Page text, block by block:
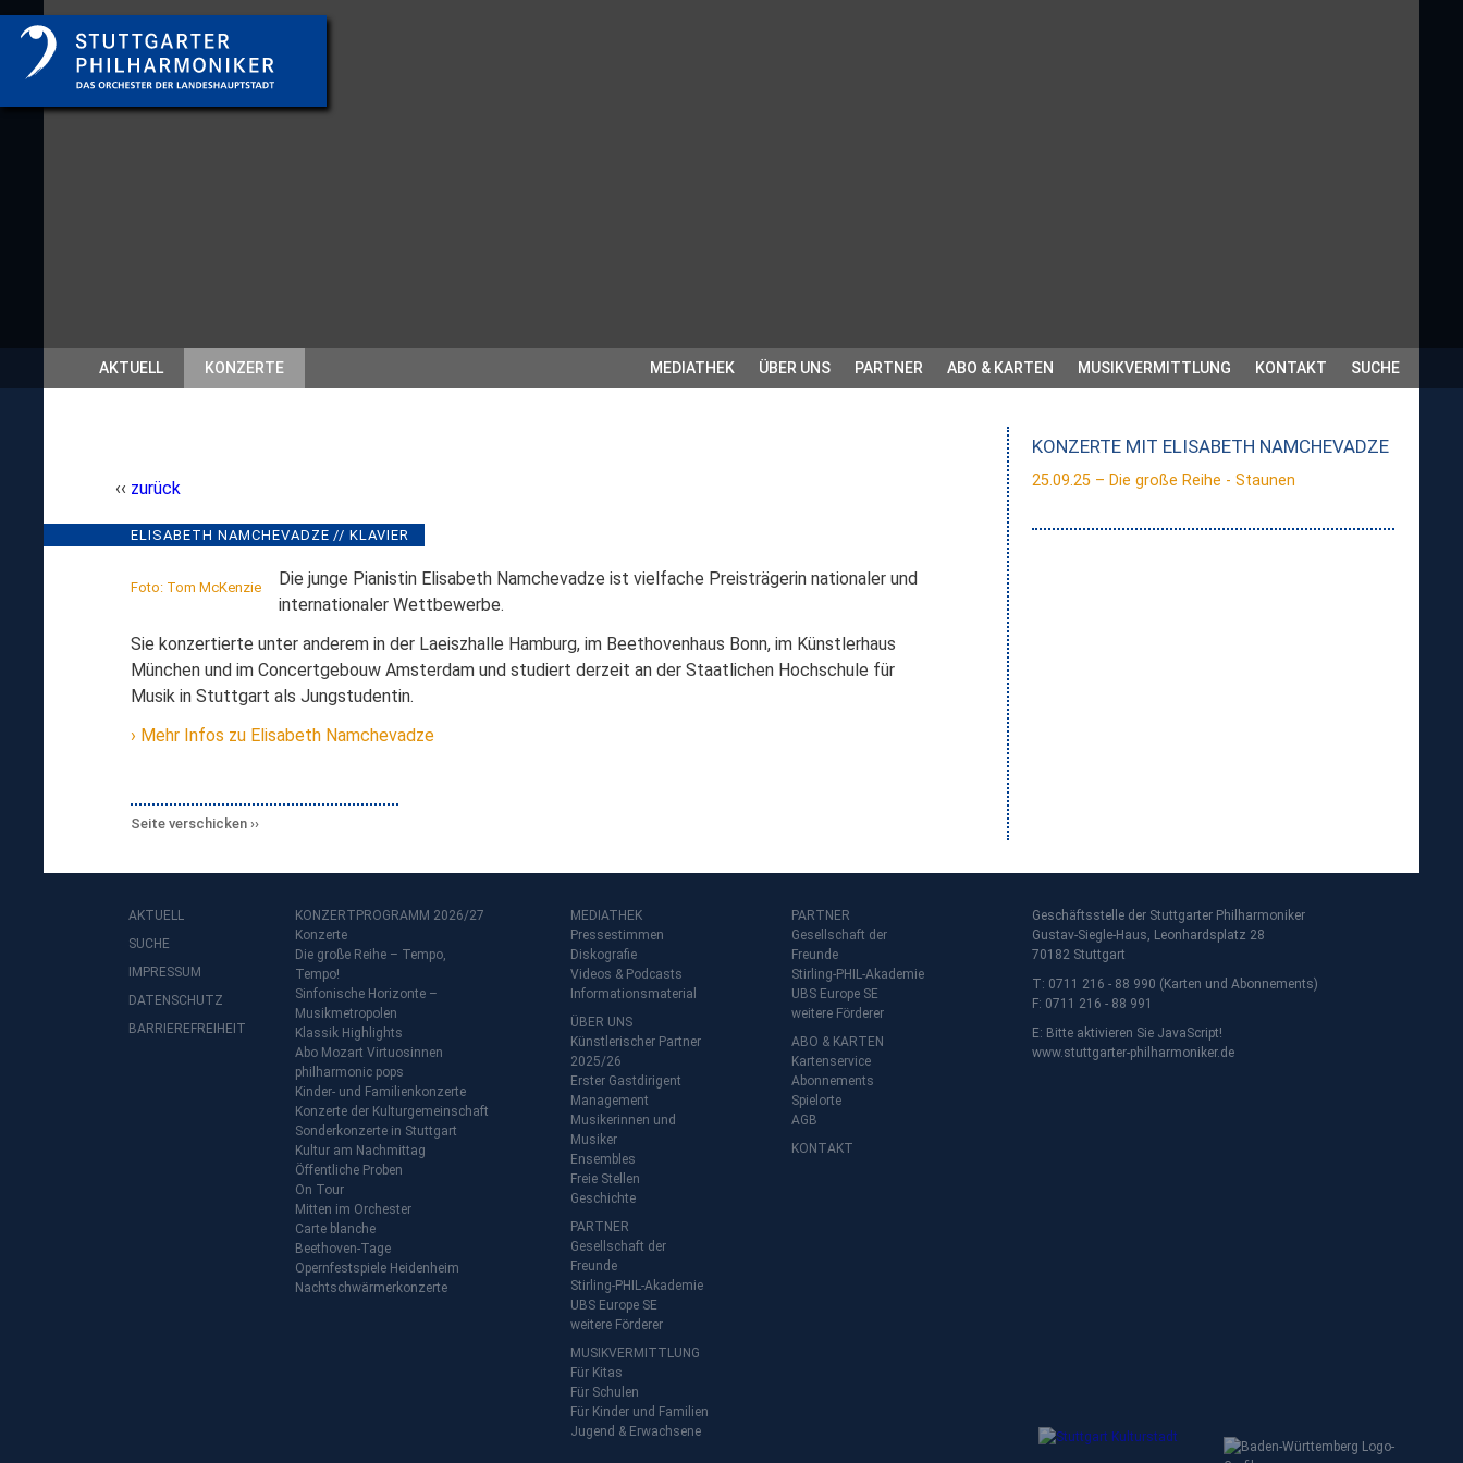
AKTUELL KONZERTE MEDIATHEK ÜBER UNS PARTNER ABO & KARTEN MUSIKVERMITTLUNG KONTAKT SUCHE
zurück
ELISABETH
NAMCHEVADZE,
KLAVIER
ELISABETH NAMCHEVADZE // KLAVIER
Foto: Tom McKenzie
Die junge Pianistin Elisabeth Namchevadze ist vielfache Preisträgerin nationaler und
internationaler Wettbewerbe.
Sie konzertierte unter anderem in der Laeiszhalle Hamburg, im Beethovenhaus Bonn, im Künstlerhaus
München und im Concertgebouw Amsterdam und studiert derzeit an der Staatlichen Hochschule für
Musik in Stuttgart als Jungstudentin.
Mehr Infos zu Elisabeth Namchevadze
KONZERTE MIT ELISABETH NAMCHEVADZE
25.09.25 – Die große Reihe - Staunen
Seite verschicken
AKTUELL
SUCHE
IMPRESSUM
DATENSCHUTZ
BARRIEREFREIHEIT
KONZERTPROGRAMM 2026/27
Konzerte
Die große Reihe – Tempo,
Tempo!
Sinfonische Horizonte –
Musikmetropolen
Klassik Highlights
Abo Mozart Virtuosinnen
philharmonic pops
Kinder- und Familienkonzerte
Konzerte der Kulturgemeinschaft
Sonderkonzerte in Stuttgart
Kultur am Nachmittag
Öffentliche Proben
On Tour
Mitten im Orchester
Carte blanche
Beethoven-Tage
Opernfestspiele Heidenheim
Nachtschwärmerkonzerte
MEDIATHEK
Pressestimmen
Diskografie
Videos & Podcasts
Informationsmaterial
ÜBER UNS
Künstlerischer Partner
2025/26
Erster Gastdirigent
Management
Musikerinnen und
Musiker
Ensembles
Freie Stellen
Geschichte
PARTNER
Gesellschaft der
Freunde
Stirling-PHIL-Akademie
UBS Europe SE
weitere Förderer
MUSIKVERMITTLUNG
Für Kitas
Für Schulen
Für Kinder und Familien
Jugend & Erwachsene
PARTNER
Gesellschaft der
Freunde
Stirling-PHIL-Akademie
UBS Europe SE
weitere Förderer
ABO & KARTEN
Kartenservice
Abonnements
Spielorte
AGB
KONTAKT
Geschäftsstelle der Stuttgarter Philharmoniker
Gustav-Siegle-Haus, Leonhardsplatz 28
70182 Stuttgart
T: 0711 216 - 88 990 (Karten und Abonnements)
F: 0711 216 - 88 991
E: Bitte aktivieren Sie JavaScript!
www.stuttgarter-philharmoniker.de